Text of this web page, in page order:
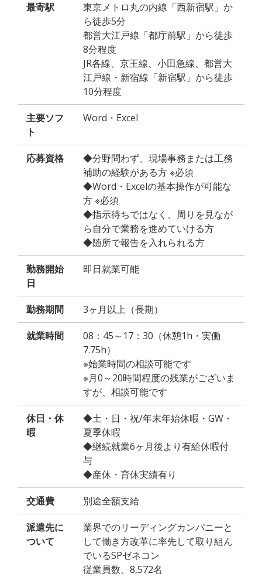
最寄駅
東京メトロ丸の内線「西新宿駅」か
ら徒歩5分
都営大江戸線「都庁前駅」から徒歩
8分程度
JR各線、京王線、小田急線、都営大
江戸線・新宿線「新宿駅」から徒歩
10分程度
主要ソフ
ト
Word・Excel
応募資格
◆分野問わず、現場事務または工務
補助の経験がある方 ※必須
◆Word・Excelの基本操作が可能な
方 ※必須
◆指示待ちではなく、周りを見なが
ら自分で業務を進めていける方
◆随所で報告を入れられる方
勤務開始
日
即日就業可能
勤務期間 3ヶ月以上（長期）
就業時間
08：45～17：30（休憩1h・実働
7.75h）
※始業時間の相談可能です
※月0～20時間程度の残業がございま
すが、相談可能です
休日・休
暇
◆土・日・祝/年末年始休暇・GW・
夏季休暇
◆継続就業6ヶ月後より有給休暇付
与
◆産休・育休実績有り
交通費 別途全額支給
派遣先に
ついて
業界でのリーディングカンパニーと
して働き方改革に率先して取り組ん
でいるSPゼネコン
従業員数、8,572名